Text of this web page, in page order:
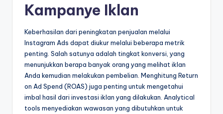
Kampanye Iklan
Keberhasilan dari peningkatan penjualan melalui
Instagram Ads dapat diukur melalui beberapa metrik
penting. Salah satunya adalah tingkat konversi, yang
menunjukkan berapa banyak orang yang melihat iklan
Anda kemudian melakukan pembelian. Menghitung Return
on Ad Spend (ROAS) juga penting untuk mengetahui
imbal hasil dari investasi iklan yang dilakukan. Analytical
tools menyediakan wawasan yang dibutuhkan untuk